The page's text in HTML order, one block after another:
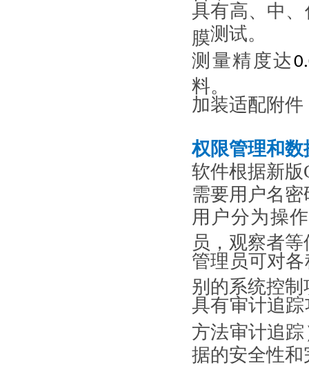
具有高、中
膜测试。
测量精度达
料。
加装适配附
权限管理和数
软件根据新版
需要用户名
用户分为操
员，观察者
管理员可对
别的系统控制
具有审计追
方法审计追
据的安全性和